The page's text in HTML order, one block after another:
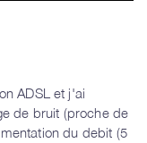
ADSL et j'ai
de bruit (proche de
du debit (5